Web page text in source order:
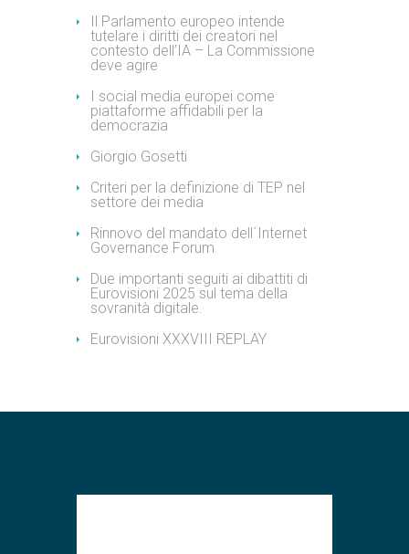
Il Parlamento europeo intende
tutelare i diritti dei creatori nel
contesto dell’IA – La Commissione
deve agire
I social media europei come
piattaforme affidabili per la
democrazia
Giorgio Gosetti
Criteri per la definizione di TEP nel
settore dei media
Rinnovo del mandato dell´Internet
Governance Forum
Due importanti seguiti ai dibattiti di
Eurovisioni 2025 sul tema della
sovranità digitale.
Eurovisioni XXXVIII REPLAY